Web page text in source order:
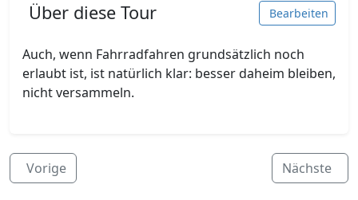
Über diese Tour Bearbeiten
Auch, wenn Fahrradfahren grundsätzlich noch
erlaubt ist, ist natürlich klar: besser daheim bleiben,
nicht versammeln.
Vorige Nächste